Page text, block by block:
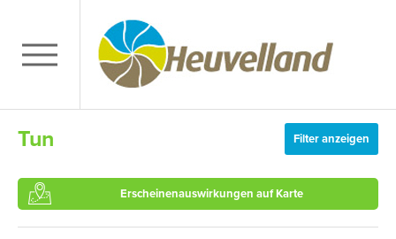
Tun
Erscheinenauswirkungen auf Karte
Filter anzeigen